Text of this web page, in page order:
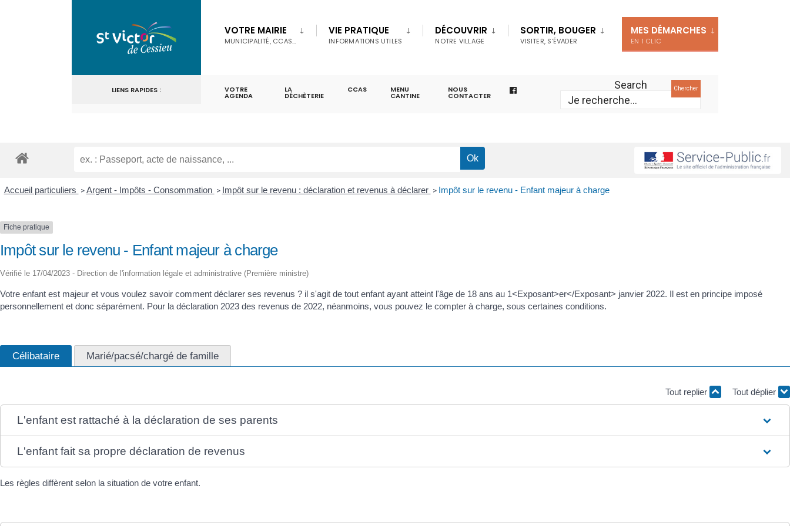
content
VOTRE MAIRIE
MUNICIPALITÉ, CCAS…
VIE PRATIQUE
INFORMATIONS UTILES
DÉCOUVRIR
NOTRE VILLAGE
SORTIR, BOUGER
VISITER, S’ÉVADER
MES DÉMARCHES
EN 1 CLIC
LIENS RAPIDES : VOTRE
AGENDA
LA
DÉCHÈTERIE
CCAS MENU
CANTINE
NOUS
CONTACTER
Search Chercher
Accueil particuliers > Argent - Impôts - Consommation > Impôt sur le revenu : déclaration et revenus à déclarer > Impôt sur le revenu - Enfant majeur à charge
Fiche pratique
Impôt sur le revenu - Enfant majeur à charge
Vérifié le 17/04/2023 - Direction de l'information légale et administrative (Première ministre)
Votre enfant est majeur et vous voulez savoir comment déclarer ses revenus ? il s'agit de tout enfant ayant atteint l'âge de 18 ans au 1<Exposant>er</Exposant> janvier 2022. Il est en principe imposé
personnellement et donc séparément. Pour la déclaration 2023 des revenus de 2022, néanmoins, vous pouvez le compter à charge, sous certaines conditions.
Célibataire Marié/pacsé/chargé de famille
Tout replier Tout déplier
L'enfant est rattaché à la déclaration de ses parents
L'enfant fait sa propre déclaration de revenus
Les règles diffèrent selon la situation de votre enfant.